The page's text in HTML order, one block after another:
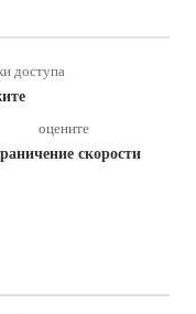
доступа
оцените
скорости